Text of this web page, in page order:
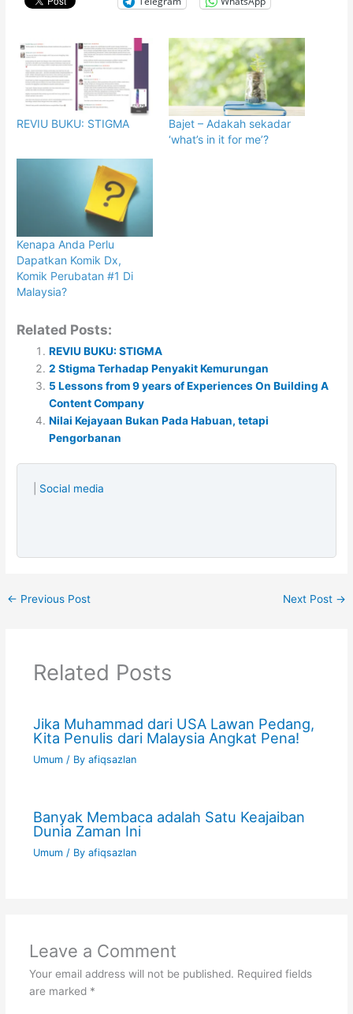
REVIU BUKU: STIGMA
Bajet – Adakah sekadar
‘what’s in it for me’?
Kenapa Anda Perlu
Dapatkan Komik Dx,
Komik Perubatan #1 Di
Malaysia?
Related Posts:
REVIU BUKU: STIGMA
2 Stigma Terhadap Penyakit Kemurungan
5 Lessons from 9 years of Experiences On Building A
Content Company
Nilai Kejayaan Bukan Pada Habuan, tetapi
Pengorbanan
Social media
← Previous Post Next Post →
Related Posts
Jika Muhammad dari USA Lawan Pedang,
Kita Penulis dari Malaysia Angkat Pena!
Umum/ By afiqsazlan
Banyak Membaca adalah Satu Keajaiban
Dunia Zaman Ini
Umum/ By afiqsazlan
Leave a Comment
Your email address will not be published. Required fields
are marked *